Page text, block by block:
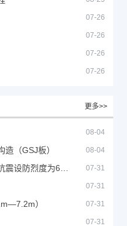
07-26
07-26
07-26
07-26
更多>>
08-04
（GSJ板） 08-04
07-31
07-31
） 07-31
07-31